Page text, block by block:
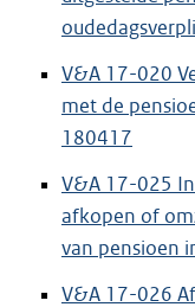
V&A 17-020
met de
180417
V&A 17-025
afkopen of
van pensioen
V&A 17-026